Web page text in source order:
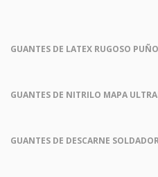
GUANTES DE LATEX RUGOSO
GUANTES DE NITRILO MAPA
GUANTES DE DESCARNE